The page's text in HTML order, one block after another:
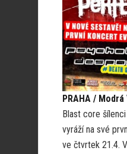
PRAHA /
Blast core šílenci
vyráží na své
ve čtvrtek 21.4.